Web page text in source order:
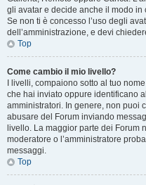
gli avatar e decide anche il modo
Se non ti è concesso l’uso degli
dell’amministrazione, e devi
Top
Come cambio il mio livello?
I livelli, compaiono sotto al tuo
che hai inviato oppure identificano
amministratori. In genere, non puoi
abusare del Forum inviando
livello. La maggior parte dei Forum
moderatore o l’amministratore
messaggi.
Top